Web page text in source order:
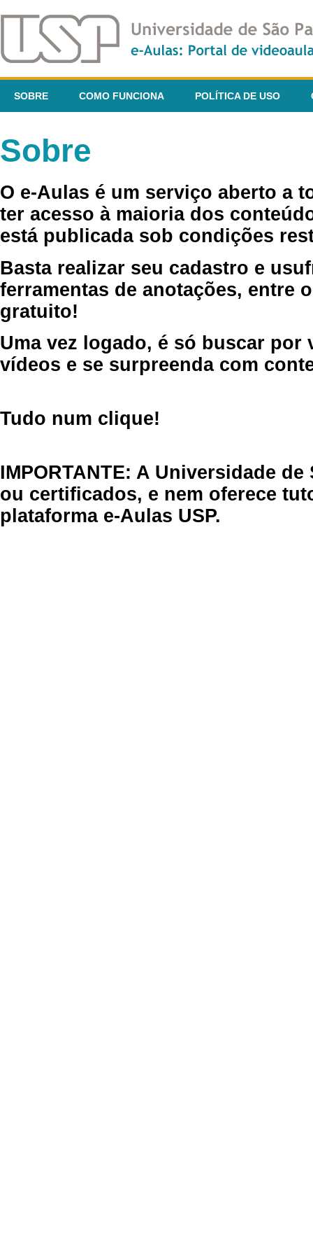
SOBRE COMO FUNCIONA POLÍTICA DE USO
Sobre
O e-Aulas é um serviço aberto a
ter acesso à maioria dos
está publicada sob condições
Basta realizar seu cadastro e
ferramentas de anotações, entre
gratuito!
Uma vez logado, é só buscar por
vídeos e se surpreenda com
Tudo num clique!
IMPORTANTE: A Universidade
ou certificados, e nem oferece
plataforma e-Aulas USP.